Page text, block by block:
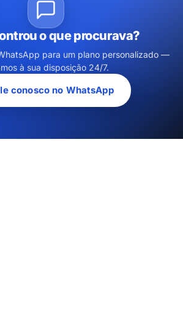
o que procurava?
para um plano personalizado —
à sua disposição 24/7.
conosco no WhatsApp